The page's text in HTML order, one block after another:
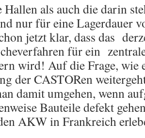
Hallen als auch die darin
nur für eine Lagerdauer
jetzt klar, dass das
für ein
wird! Auf die Frage, wie
der CASTORen
damit umgehen, wenn
Bauteile defekt
AKW in Frankreich